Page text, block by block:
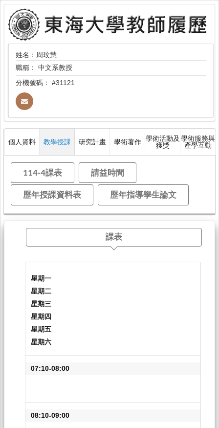
姓名：周玟慧
職稱： 中文系教授
分機號碼： #31121
個人資料 教學授課 研究計畫 學術著作 學術活動及
獲獎
學術服務與
產學互動
114-4課表 請益時間
歷年授課資料表 歷年指導學生論文
課表
星期一
星期二
星期三
星期四
星期五
星期六
07:10-08:00
08:10-09:00